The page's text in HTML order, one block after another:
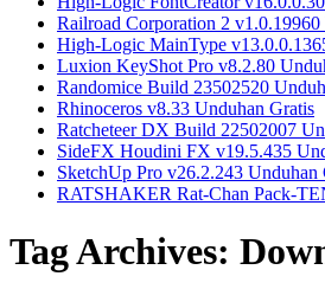
Railroad Corporation 2
High-Logic MainType
Luxion KeyShot Pro v8.2.80
Randomice Build 23502520
Rhinoceros v8.33 Unduhan Gratis
Ratcheteer DX Build 22502007
SideFX Houdini FX v19.5.435
SketchUp Pro v26.2.243 Unduhan
RATSHAKER Rat-Chan Pack-
Tag Archives: